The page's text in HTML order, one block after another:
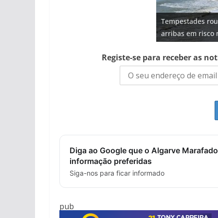
Tempestades
arribas em risco
Tapas do mar a
gastronómica
Foto do dia:
entre redes e
Milagre da
Algarve voltam a
Projeto
milhões de
hotéis (com
Registe-se para receber as
Diga ao Google que o Algarve
informação preferidas
Siga-nos para ficar informado
pub